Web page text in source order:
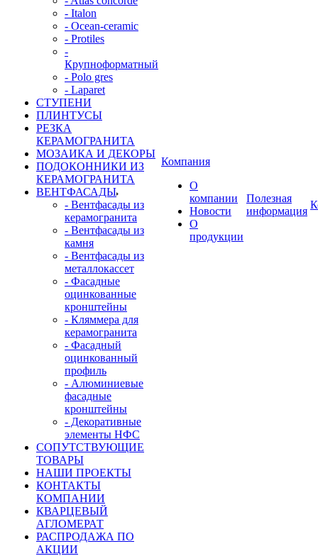
- Italon
- Ocean-ceramic
- Protiles
-
Крупноформатный
- Polo gres
- Laparet
СТУПЕНИ
ПЛИНТУСЫ
РЕЗКА
КЕРАМОГРАНИТА
МОЗАИКА И ДЕКОРЫ
ПОДОКОННИКИ ИЗ
КЕРАМОГРАНИТА
ВЕНТФАСАДЫ
- Вентфасады из
керамогранита
- Вентфасады из
камня
- Вентфасады из
металлокассет
- Фасадные
оцинкованные
кронштейны
- Кляммера для
керамогранита
- Фасадный
оцинкованный
профиль
- Алюминиевые
фасадные
кронштейны
- Декоративные
элементы НФС
СОПУТСТВУЮЩИЕ
ТОВАРЫ
НАШИ ПРОЕКТЫ
КОНТАКТЫ
КОМПАНИИ
КВАРЦЕВЫЙ
АГЛОМЕРАТ
РАСПРОДАЖА ПО
АКЦИИ
Компания
О
компании
Новости
О
продукции
Полезная
информация